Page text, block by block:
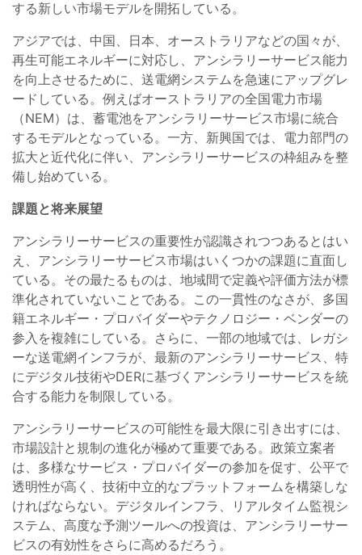
する新しい市場モデルを開拓している。
アジアでは、中国、日本、オーストラリアなどの国々が、
再生可能エネルギーに対応し、アンシラリーサービス能力
を向上させるために、送電網システムを急速にアップグレ
ードしている。例えばオーストラリアの全国電力市場
（NEM）は、蓄電池をアンシラリーサービス市場に統合
するモデルとなっている。一方、新興国では、電力部門の
拡大と近代化に伴い、アンシラリーサービスの枠組みを整
備し始めている。
課題と将来展望
アンシラリーサービスの重要性が認識されつつあるとはい
え、アンシラリーサービス市場はいくつかの課題に直面し
ている。その最たるものは、地域間で定義や評価方法が標
準化されていないことである。この一貫性のなさが、多国
籍エネルギー・プロバイダーやテクノロジー・ベンダーの
参入を複雑にしている。さらに、一部の地域では、レガシ
ーな送電網インフラが、最新のアンシラリーサービス、特
にデジタル技術やDERに基づくアンシラリーサービスを統
合する能力を制限している。
アンシラリーサービスの可能性を最大限に引き出すには、
市場設計と規制の進化が極めて重要である。政策立案者
は、多様なサービス・プロバイダーの参加を促す、公平で
透明性が高く、技術中立的なプラットフォームを構築しな
ければならない。デジタルインフラ、リアルタイム監視シ
ステム、高度な予測ツールへの投資は、アンシラリーサー
ビスの有効性をさらに高めるだろう。